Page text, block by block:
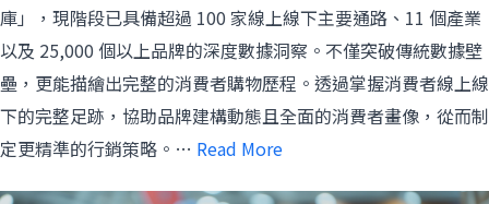
庫」，現階段已具備超過 100 家線上線下主要通路、11 個產業
以及 25,000 個以上品牌的深度數據洞察。不僅突破傳統數據壁
壘，更能描繪出完整的消費者購物歷程。透過掌握消費者線上線
下的完整足跡，協助品牌建構動態且全面的消費者畫像，從而制
定更精準的行銷策略。… Read More